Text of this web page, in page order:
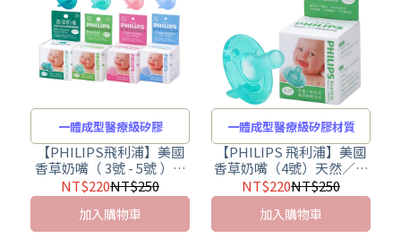
一體成型醫療級矽膠
【PHILIPS飛利浦】美國
香草奶嘴（ 3號 - 5號 ）盒
裝 - 醫療級矽膠一體成型
NT$220NT$250
加入購物車
一體成型醫療級矽膠材質
【PHILIPS 飛利浦】美國
香草奶嘴（4號）天然／盒
裝
NT$220NT$250
加入購物車